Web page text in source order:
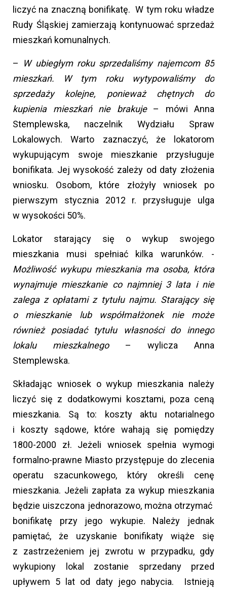
liczyć na znaczną bonifikatę. W tym roku władze
Rudy Śląskiej zamierzają kontynuować sprzedaż
mieszkań komunalnych.
–
W ubiegłym roku sprzedaliśmy najemcom 85
mieszkań. W tym roku wytypowaliśmy do
sprzedaży kolejne, ponieważ chętnych do
kupienia mieszkań nie brakuje– mówi Anna
Stemplewska, naczelnik Wydziału Spraw
Lokalowych. Warto zaznaczyć, że lokatorom
wykupującym swoje mieszkanie przysługuje
bonifikata. Jej wysokość zależy od daty złożenia
wniosku. Osobom, które złożyły wniosek po
pierwszym stycznia 2012 r. przysługuje ulga
w wysokości 50%.
Lokator starający się o wykup swojego
mieszkania musi spełniać kilka warunków. -
Możliwość wykupu mieszkania ma osoba, która
wynajmuje mieszkanie co najmniej 3 lata i nie
zalega z opłatami z tytułu najmu. Starający się
o mieszkanie lub współmałżonek nie może
również posiadać tytułu własności do innego
lokalu mieszkalnego– wylicza Anna
Stemplewska.
Składając wniosek o wykup mieszkania należy
liczyć się z dodatkowymi kosztami, poza ceną
mieszkania. Są to: koszty aktu notarialnego
i koszty sądowe, które wahają się pomiędzy
1800-2000 zł. Jeżeli wniosek spełnia wymogi
formalno-prawne Miasto przystępuje do zlecenia
operatu szacunkowego, który określi cenę
mieszkania. Jeżeli zapłata za wykup mieszkania
będzie uiszczona jednorazowo, można otrzymać
bonifikatę przy jego wykupie. Należy jednak
pamiętać, że uzyskanie bonifikaty wiąże się
z zastrzeżeniem jej zwrotu w przypadku, gdy
wykupiony lokal zostanie sprzedany przed
upływem 5 lat od daty jego nabycia. Istnieją